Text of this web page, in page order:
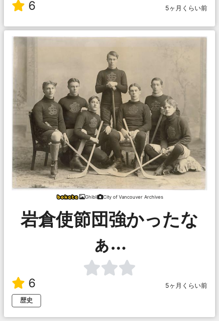
6 5ヶ月くらい前
Ghibli City of Vancouver Archives
岩倉使節団強かったな
ぁ...
6
5ヶ月くらい前
歴史